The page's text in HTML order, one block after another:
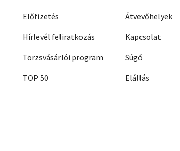
Előfizetés
Hírlevél feliratkozás
Törzsvásárlói program
TOP 50
Átvevőhelyek
Kapcsolat
Súgó
Elállás